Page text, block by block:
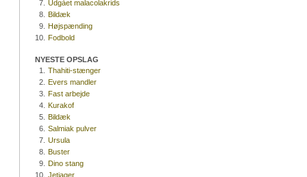
7. Udgået malacolakrids
8. Bildæk
9. Højspænding
10. Fodbold
NYESTE OPSLAG
1.
Thahiti-stænger
2. Evers mandler
3. Fast arbejde
4. Kurakof
5. Bildæk
6. Salmiak pulver
7. Ursula
8. Buster
9. Dino stang
10. Jetjager